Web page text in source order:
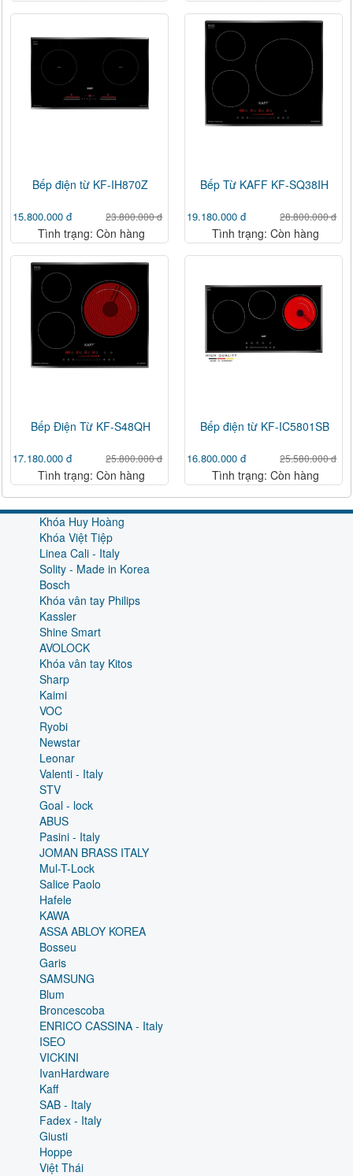
Bếp điện từ KF-IH870Z
15.800.000 đ 23.800.000 đ
Tình trạng: Còn hàng
Bếp Từ KAFF KF-SQ38IH
19.180.000 đ 28.800.000 đ
Tình trạng: Còn hàng
Bếp Điện Từ KF-S48QH
17.180.000 đ 25.800.000 đ
Tình trạng: Còn hàng
Bếp điện từ KF-IC5801SB
16.800.000 đ 25.580.000 đ
Tình trạng: Còn hàng
Khóa Huy Hoàng
Khóa Việt Tiệp
Linea Cali - Italy
Solity - Made in Korea
Bosch
Khóa vân tay Philips
Kassler
Shine Smart
AVOLOCK
Khóa vân tay Kitos
Sharp
Kaimi
VOC
Ryobi
Newstar
Leonar
Valenti - Italy
STV
Goal - lock
ABUS
Pasini - Italy
JOMAN BRASS ITALY
Mul-T-Lock
Salice Paolo
Hafele
KAWA
ASSA ABLOY KOREA
Bosseu
Garis
SAMSUNG
Blum
Broncescoba
ENRICO CASSINA - Italy
ISEO
VICKINI
IvanHardware
Kaff
SAB - Italy
Fadex - Italy
Giusti
Hoppe
Việt Thái